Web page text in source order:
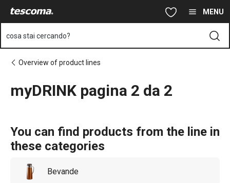
Vai al contenuto principale MENU
cosa stai cercando?
Overview of product lines
myDRINK pagina 2 da 2
You can find products from the line in
these categories
Bevande